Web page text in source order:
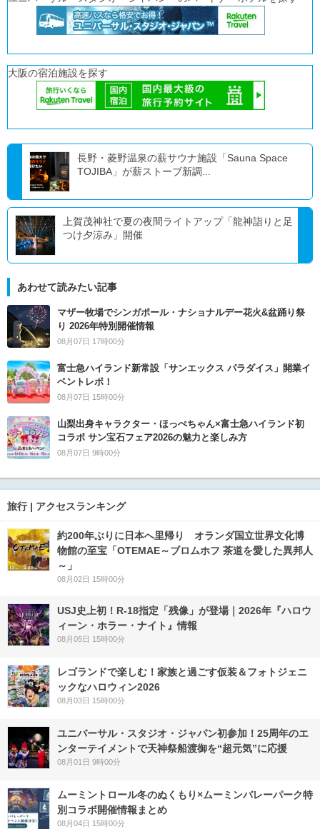
大阪の宿泊施設を探す
長野・菱野温泉の薪サウナ施設「Sauna Space
TOJIBA」が薪ストーブ新調...
上賀茂神社で夏の夜間ライトアップ「龍神詣りと足
つけ夕涼み」開催
あわせて読みたい記事
マザー牧場でシンガポール・ナショナルデー花火&盆踊り祭
り 2026年特別開催情報
08月07日 17時00分
富士急ハイランド新常設「サンエックス パラダイス」開業イ
ベントレポ！
08月07日 15時00分
山梨出身キャラクター・ほっぺちゃん×富士急ハイランド初
コラボ サン宝石フェア2026の魅力と楽しみ方
08月07日 9時00分
旅行 | アクセスランキング
約200年ぶりに日本へ里帰り オランダ国立世界文化博
物館の至宝「OTEMAE～ブロムホフ 茶道を愛した異邦人
～」
08月02日 15時00分
USJ史上初！R-18指定「残像」が登場｜2026年『ハロウ
ィーン・ホラー・ナイト』情報
08月05日 15時00分
レゴランドで楽しむ！家族と過ごす仮装＆フォトジェニ
ックなハロウィン2026
08月03日 15時00分
ユニバーサル・スタジオ・ジャパン初参加！25周年のエ
ンターテイメントで天神祭船渡御を“超元気”に応援
08月01日 9時00分
ムーミントロール冬のぬくもり×ムーミンバレーパーク特
別コラボ開催情報まとめ
08月04日 15時00分